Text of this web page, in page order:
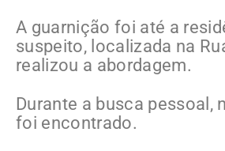
A guarnição foi até a
suspeito, localizada na
realizou a abordagem.
Durante a busca pessoal,
foi encontrado.